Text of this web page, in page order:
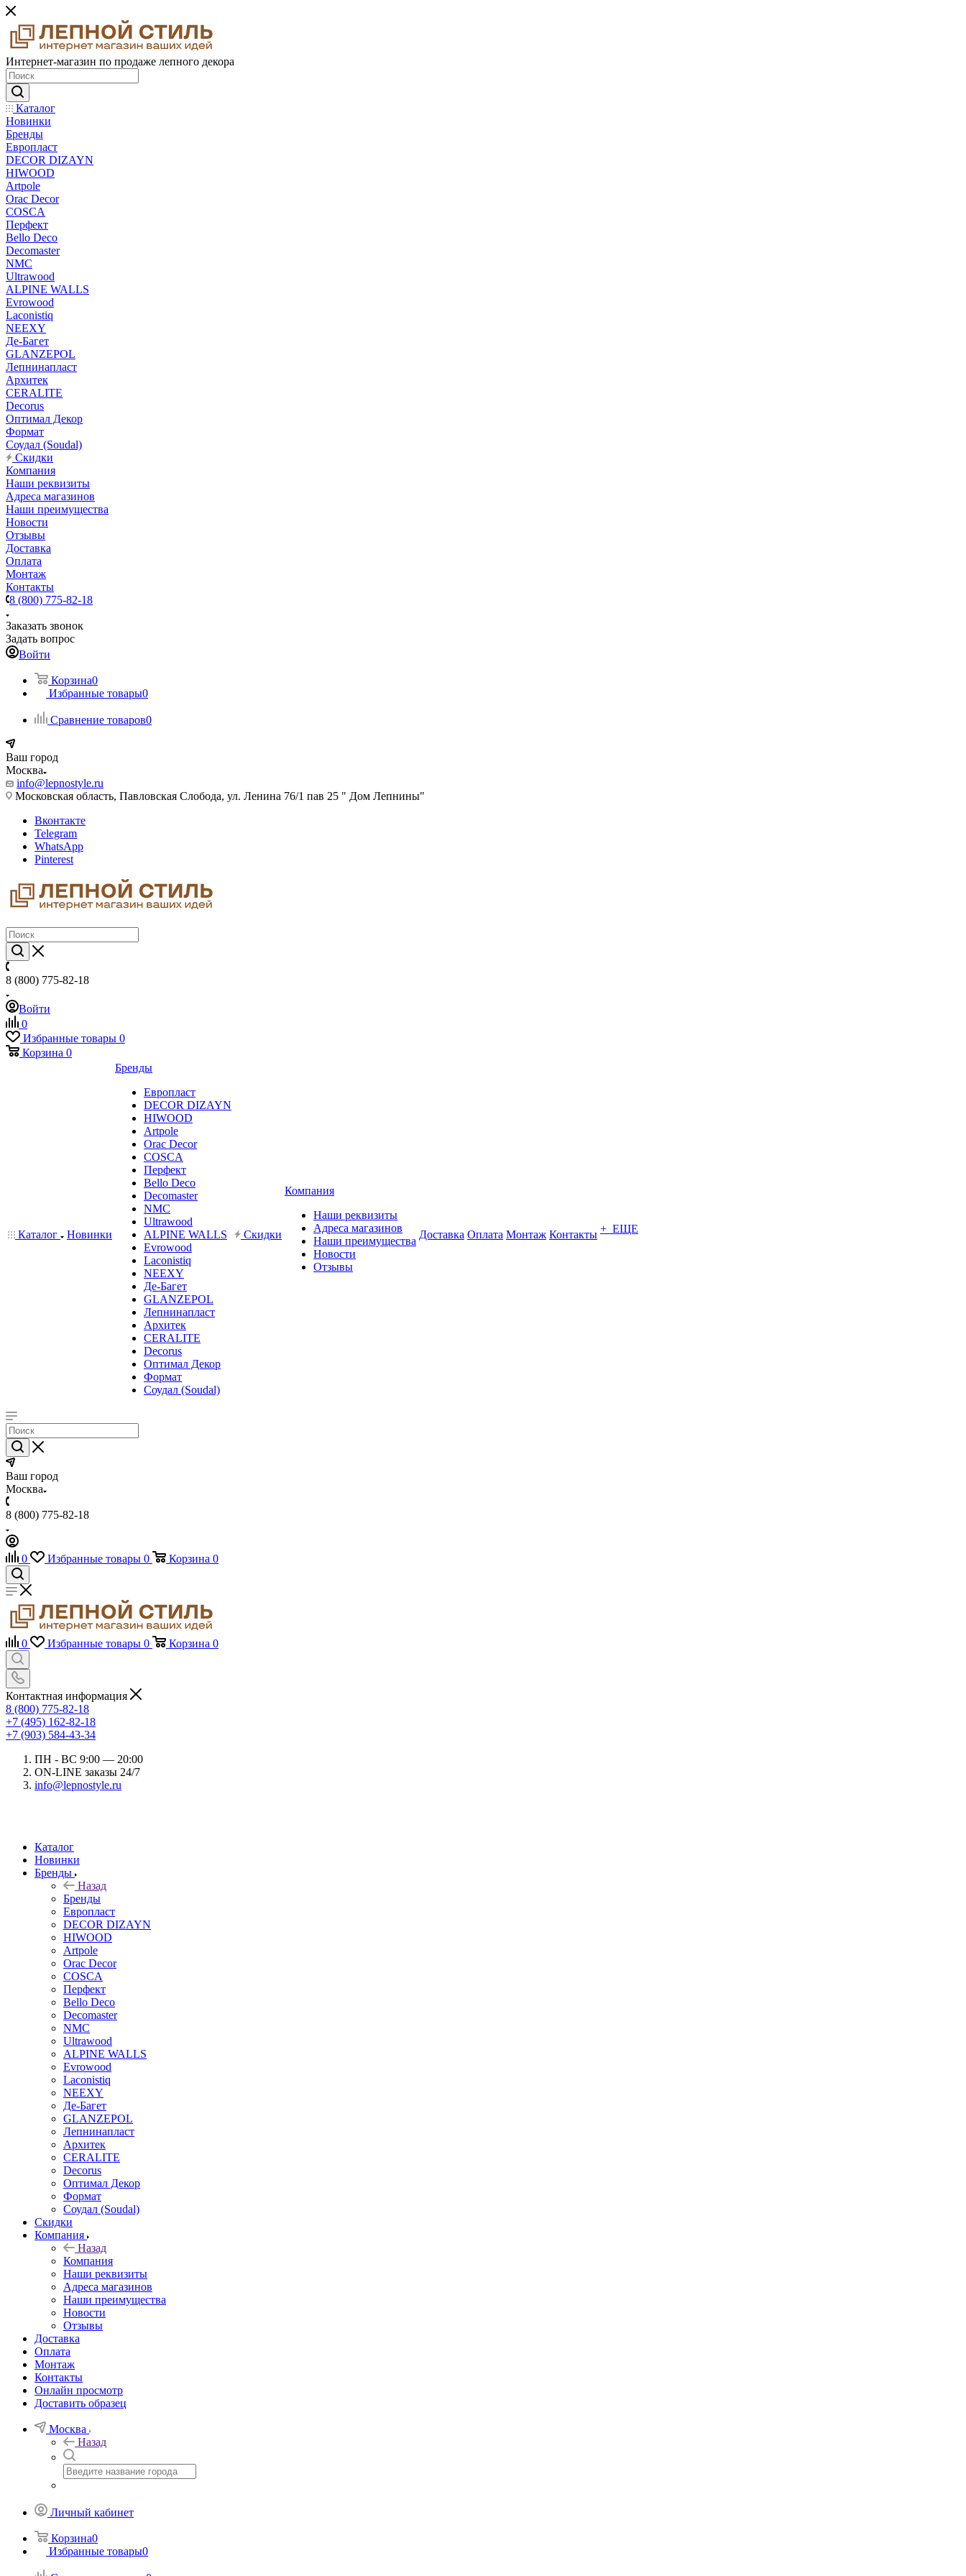
Интернет-магазин по продаже лепного декора
Каталог
Новинки
Бренды
Европласт
DECOR DIZAYN
HIWOOD
Artpole
Orac Decor
COSCA
Перфект
Bello Deco
Decomaster
NMС
Ultrawood
ALPINE WALLS
Evrowood
Laconistiq
NEEXY
Де-Багет
GLANZEPOL
Лепнинапласт
Архитек
CERALITE
Decorus
Оптимал Декор
Формат
Соудал (Soudal)
Скидки
Компания
Наши реквизиты
Адреса магазинов
Наши преимущества
Новости
Отзывы
Доставка
Оплата
Монтаж
Контакты
8 (800) 775-82-18
Заказать звонок
Задать вопрос
Войти
Корзина0
Избранные товары0
Сравнение товаров0
Ваш город
Москва
info@lepnostyle.ru
Московская область, Павловская Слобода, ул. Ленина 76/1 пав 25 " Дом Лепнины"
Вконтакте
Telegram
WhatsApp
Pinterest
8 (800) 775-82-18
Войти
0
Избранные товары 0
Корзина 0
Каталог Новинки
Бренды
Европласт
DECOR DIZAYN
HIWOOD
Artpole
Orac Decor
COSCA
Перфект
Bello Deco
Decomaster
NMС
Ultrawood
ALPINE WALLS
Evrowood
Laconistiq
NEEXY
Де-Багет
GLANZEPOL
Лепнинапласт
Архитек
CERALITE
Decorus
Оптимал Декор
Формат
Соудал (Soudal)
Скидки
Компания
Наши реквизиты
Адреса магазинов
Наши преимущества
Новости
Отзывы
Доставка Оплата Монтаж Контакты + ЕЩЕ
Ваш город
Москва
8 (800) 775-82-18
0 Избранные товары 0 Корзина 0
0 Избранные товары 0 Корзина 0
Контактная информация
8 (800) 775-82-18
+7 (495) 162-82-18
+7 (903) 584-43-34
ПН - ВС 9:00 — 20:00
ON-LINE заказы 24/7
info@lepnostyle.ru
Каталог
Новинки
Бренды
Назад
Бренды
Европласт
DECOR DIZAYN
HIWOOD
Artpole
Orac Decor
COSCA
Перфект
Bello Deco
Decomaster
NMС
Ultrawood
ALPINE WALLS
Evrowood
Laconistiq
NEEXY
Де-Багет
GLANZEPOL
Лепнинапласт
Архитек
CERALITE
Decorus
Оптимал Декор
Формат
Соудал (Soudal)
Скидки
Компания
Назад
Компания
Наши реквизиты
Адреса магазинов
Наши преимущества
Новости
Отзывы
Доставка
Оплата
Монтаж
Контакты
Онлайн просмотр
Доставить образец
Москва
Назад
Личный кабинет
Корзина0
Избранные товары0